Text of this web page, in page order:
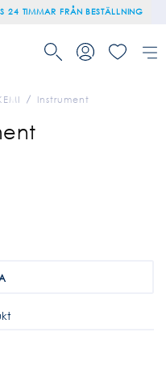
24 TIMMAR FRÅN BESTÄLLNING
Instrument